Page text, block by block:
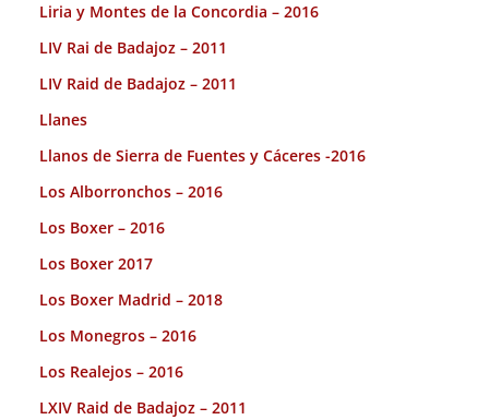
Liria y Montes de la Concordia – 2016
LIV Rai de Badajoz – 2011
LIV Raid de Badajoz – 2011
Llanes
Llanos de Sierra de Fuentes y Cáceres -2016
Los Alborronchos – 2016
Los Boxer – 2016
Los Boxer 2017
Los Boxer Madrid – 2018
Los Monegros – 2016
Los Realejos – 2016
LXIV Raid de Badajoz – 2011